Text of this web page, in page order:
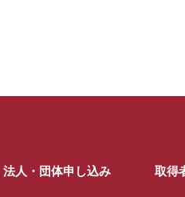
法人・団体申し込み 取得